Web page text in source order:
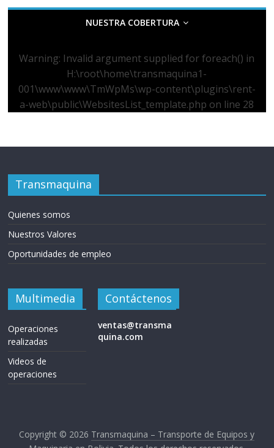
NUESTRA COBERTURA
Warning: Invalid argument supplied for foreach() in
H:\root\home\transmaquina1-
001\www\www\TmWpMs\wp-content\plugins\rent-
a-web\public\WebsitesList_template.php on line 28
Transmaquina
Quienes somos
Nuestros Valores
Oportunidades de empleo
Multimedia
Operaciones
realizadas
Videos de
operaciones
Contáctenos
ventas@transma
quina.com
Copyright © 2026 Transmaquina – Transporte de Equipos y